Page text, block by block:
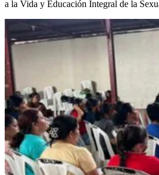
a la Vida y Educación Integral de la